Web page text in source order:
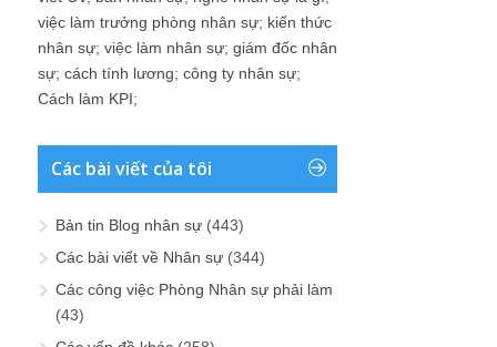
việc làm trưởng phòng nhân sự; kiến thức
nhân sự; việc làm nhân sự; giám đốc nhân
sự; cách tính lương; công ty nhân sự;
Cách làm KPI;
Các bài viết của tôi
Bản tin Blog nhân sự (443)
Các bài viết về Nhân sự (344)
Các công việc Phòng Nhân sự phải làm
(43)